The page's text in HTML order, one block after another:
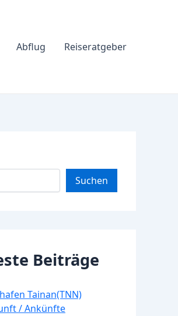
Abflug Reiseratgeber
Suchen
Beiträge
Tainan(TNN)
/ Ankünfte